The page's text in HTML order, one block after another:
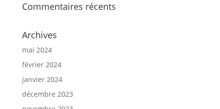
Commentaires récents
Archives
mai 2024
février 2024
janvier 2024
décembre 2023